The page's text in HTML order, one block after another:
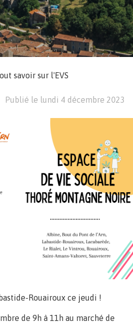
savoir sur l'EVS
Publié le lundi 4 décembre 2023
Rouairoux ce jeudi !
de 9h à 11h au marché de